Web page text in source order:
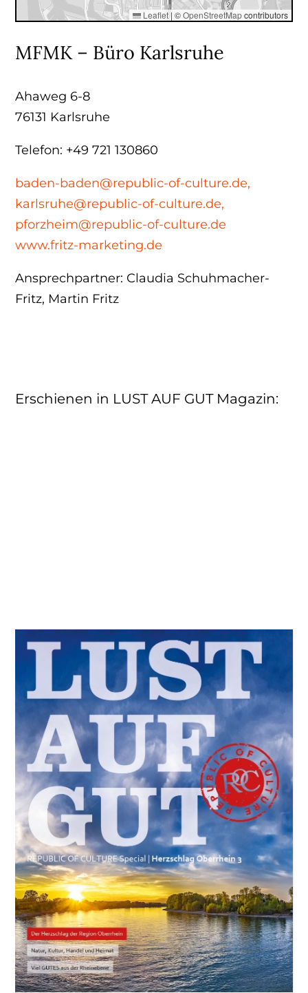
Leaflet | ©OpenStreetMapcontributors
MFMK – Büro Karlsruhe
Ahaweg 6-8
76131 Karlsruhe
Telefon: +49 721 130860
baden-baden@republic-of-culture.de,
karlsruhe@republic-of-culture.de,
pforzheim@republic-of-culture.de
www.fritz-marketing.de
Ansprechpartner: Claudia Schuhmacher-
Fritz, Martin Fritz
Erschienen in LUST AUF GUT Magazin: